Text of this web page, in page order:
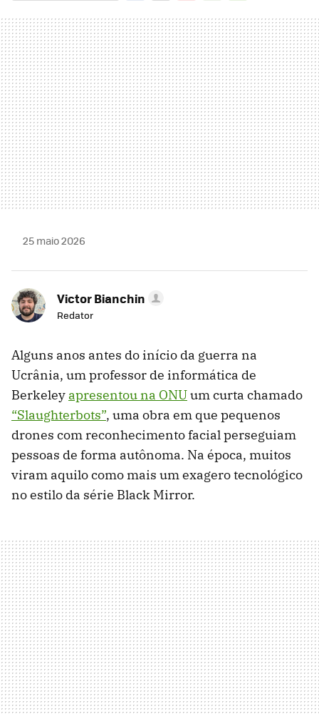
MAIL
25 maio 2026
Victor Bianchin
Redator
Alguns anos antes do início da guerra na
Ucrânia, um professor de informática de
Berkeley apresentou na ONUum curta chamado
“Slaughterbots”, uma obra em que pequenos
drones com reconhecimento facial perseguiam
pessoas de forma autônoma. Na época, muitos
viram aquilo como mais um exagero tecnológico
no estilo da série Black Mirror.